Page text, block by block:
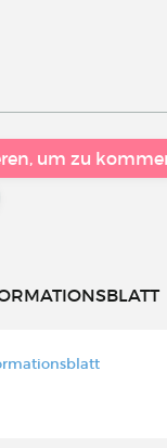
um zu